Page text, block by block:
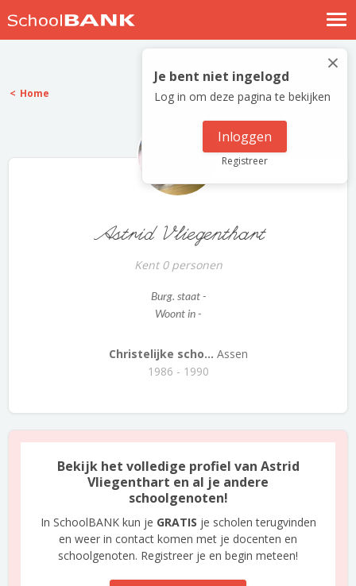
Nostalgische verhalen
Log in
Meld je gratis aan
×
Je bent niet ingelogd
Log in om deze pagina te bekijken
Inloggen
Registreer
Home
Astrid Vliegenthart
Kent 0 personen
Burg. staat -
Woont in -
Christelijke scho... Assen
1986 - 1990
Bekijk het volledige profiel van Astrid
Vliegenthart en al je andere
schoolgenoten!
In SchoolBANK kun je GRATIS je scholen terugvinden
en weer in contact komen met je docenten en
schoolgenoten. Registreer je en begin meteen!